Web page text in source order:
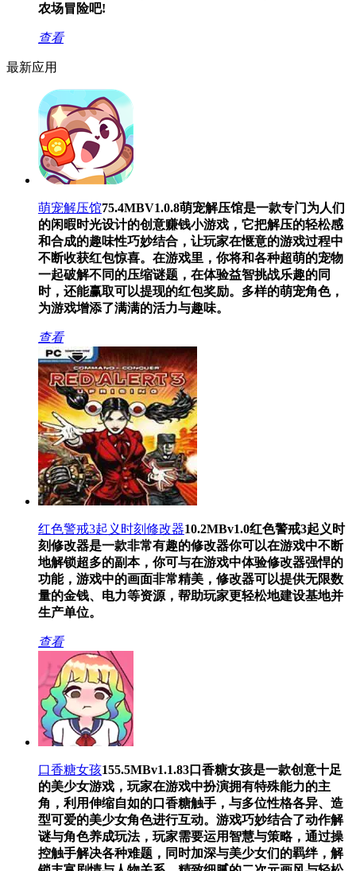
农场冒险吧!
查看
最新应用
萌宠解压馆75.4MBV1.0.8萌宠解压馆是一款专门为人们
的闲暇时光设计的创意赚钱小游戏，它把解压的轻松感
和合成的趣味性巧妙结合，让玩家在惬意的游戏过程中
不断收获红包惊喜。在游戏里，你将和各种超萌的宠物
一起破解不同的压缩谜题，在体验益智挑战乐趣的同
时，还能赢取可以提现的红包奖励。多样的萌宠角色，
为游戏增添了满满的活力与趣味。
查看
红色警戒3起义时刻修改器10.2MBv1.0红色警戒3起义时
刻修改器是一款非常有趣的修改器你可以在游戏中不断
地解锁超多的副本，你可与在游戏中体验修改器强悍的
功能，游戏中的画面非常精美，修改器可以提供无限数
量的金钱、电力等资源，帮助玩家更轻松地建设基地并
生产单位。
查看
口香糖女孩155.5MBv1.1.83口香糖女孩是一款创意十足
的美少女游戏，玩家在游戏中扮演拥有特殊能力的主
角，利用伸缩自如的口香糖触手，与多位性格各异、造
型可爱的美少女角色进行互动。游戏巧妙结合了动作解
谜与角色养成玩法，玩家需要运用智慧与策略，通过操
控触手解决各种难题，同时加深与美少女们的羁绊，解